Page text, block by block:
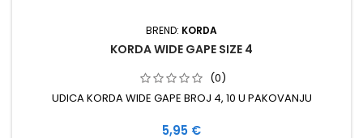
BREND: KORDA
KORDA WIDE GAPE SIZE 4
(0)
UDICA KORDA WIDE GAPE BROJ 4, 10 U PAKOVANJU
Cijena
5,95 €